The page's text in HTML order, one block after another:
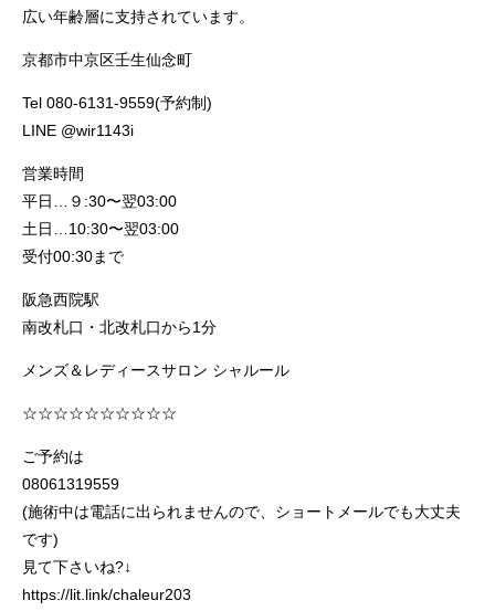
広い年齢層に支持されています。
京都市中京区壬生仙念町
Tel 080-6131-9559(予約制)
LINE @wir1143i
営業時間
平日…９:30〜翌03:00
土日…10:30〜翌03:00
受付00:30まで
阪急西院駅
南改札口・北改札口から1分
メンズ＆レディースサロン シャルール
☆☆☆☆☆☆☆☆☆☆
ご予約は
08061319559
(施術中は電話に出られませんので、ショートメールでも大丈夫
です)
見て下さいね?↓
https://lit.link/chaleur203